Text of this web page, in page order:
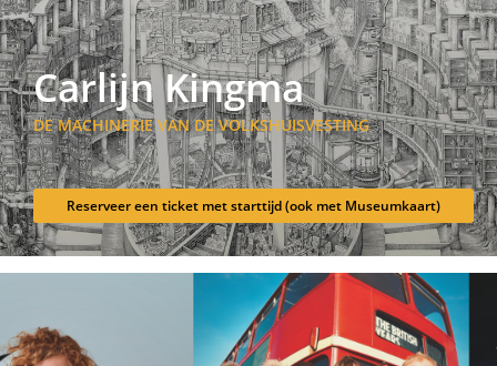
Carlijn Kingma
DE MACHINERIE VAN DE VOLKSHUISVESTING
Reserveer een ticket met starttijd (ook met Museumkaart)